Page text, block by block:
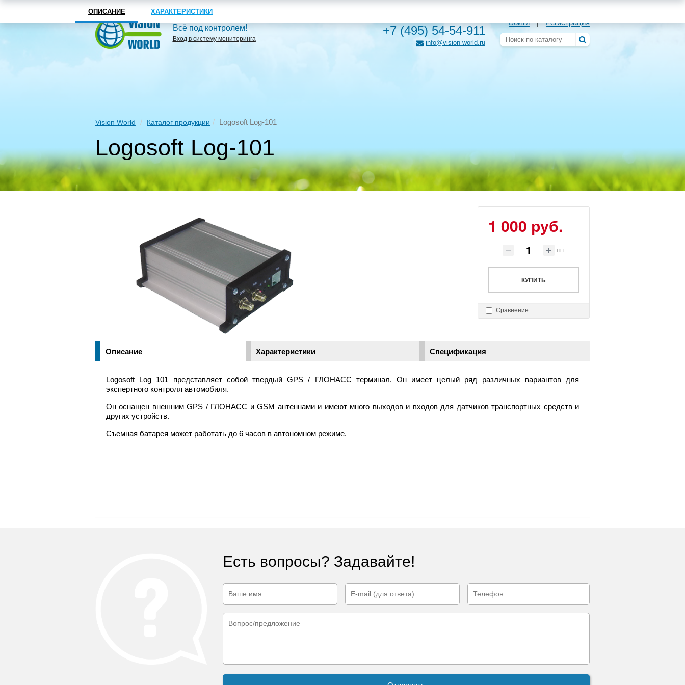
Всё под контролем!
Вход в систему мониторинга
+7 (495) 54-54-911
info@vision-world.ru
Войти | Регистрация
Vision World Каталог продукции Logosoft Log-101
Logosoft Log-101
1 000 руб.
шт
КУПИТЬ
Сравнение
Описание Характеристики Спецификация
Logosoft Log 101 представляет собой твердый GPS / ГЛОНАСС терминал. Он имеет целый ряд различных вариантов для
экспертного контроля автомобиля.
Он оснащен внешним GPS / ГЛОНАСС и GSM антеннами и имеют много выходов и входов для датчиков транспортных средств и
других устройств.
Съемная батарея может работать до 6 часов в автономном режиме.
ОПИСАНИЕ ХАРАКТЕРИСТИКИ
Есть вопросы? Задавайте!